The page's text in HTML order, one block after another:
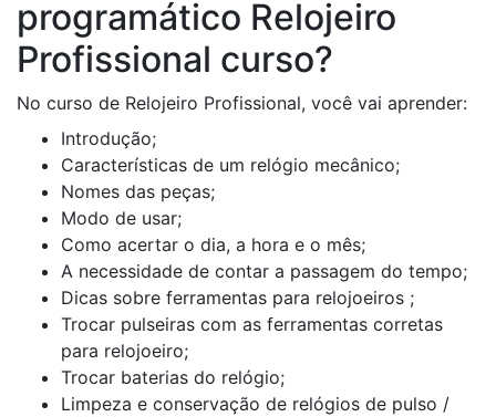
programático Relojeiro
Profissional curso?
No curso de Relojeiro Profissional, você vai aprender:
Introdução;
Características de um relógio mecânico;
Nomes das peças;
Modo de usar;
Como acertar o dia, a hora e o mês;
A necessidade de contar a passagem do tempo;
Dicas sobre ferramentas para relojoeiros ;
Trocar pulseiras com as ferramentas corretas
para relojoeiro;
Trocar baterias do relógio;
Limpeza e conservação de relógios de pulso /